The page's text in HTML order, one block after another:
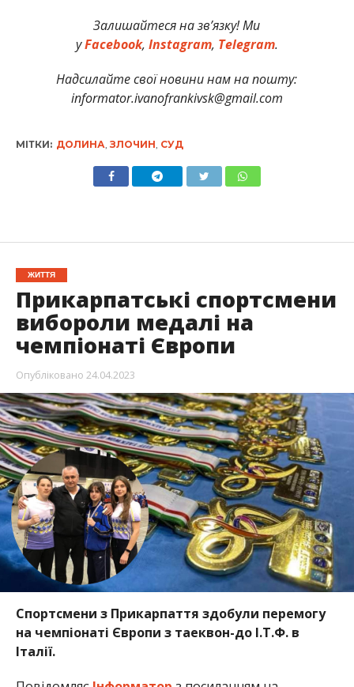
Залишайтеся на зв’язку! Ми
уFacebook, Instagram, Telegram.
Надсилайте свої новини нам на пошту:
informator.ivanofrankivsk@gmail.com
МІТКИ: ДОЛИНА ЗЛОЧИН СУД
ЖИТТЯ
Прикарпатські спортсмени
вибороли медалі на
чемпіонаті Європи
Опубліковано 24.04.2023
Спортсмени з Прикарпаття здобули перемогу
на чемпіонаті Європи з таеквон-до І.Т.Ф. в
Італії.